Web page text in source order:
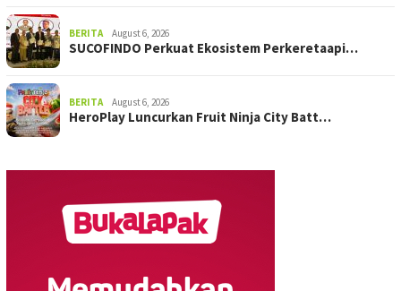
BERITA August 6, 2026
SUCOFINDO Perkuat Ekosistem Perkeretaapi…
BERITA August 6, 2026
HeroPlay Luncurkan Fruit Ninja City Batt…